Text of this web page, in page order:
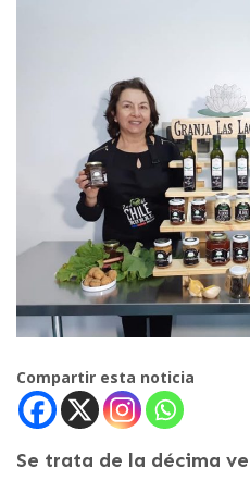
Compartir esta noticia
Se trata de la décima